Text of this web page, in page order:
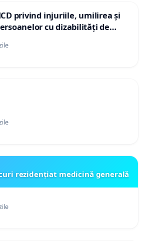
privind injuriile, umilirea și
cu dizabilități de
„Gorici”
rezidențiat medicină generală